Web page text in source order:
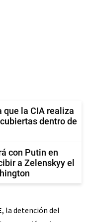
que la CIA realiza
dentro de
con Putin en
a Zelenskyy el
, la detención del